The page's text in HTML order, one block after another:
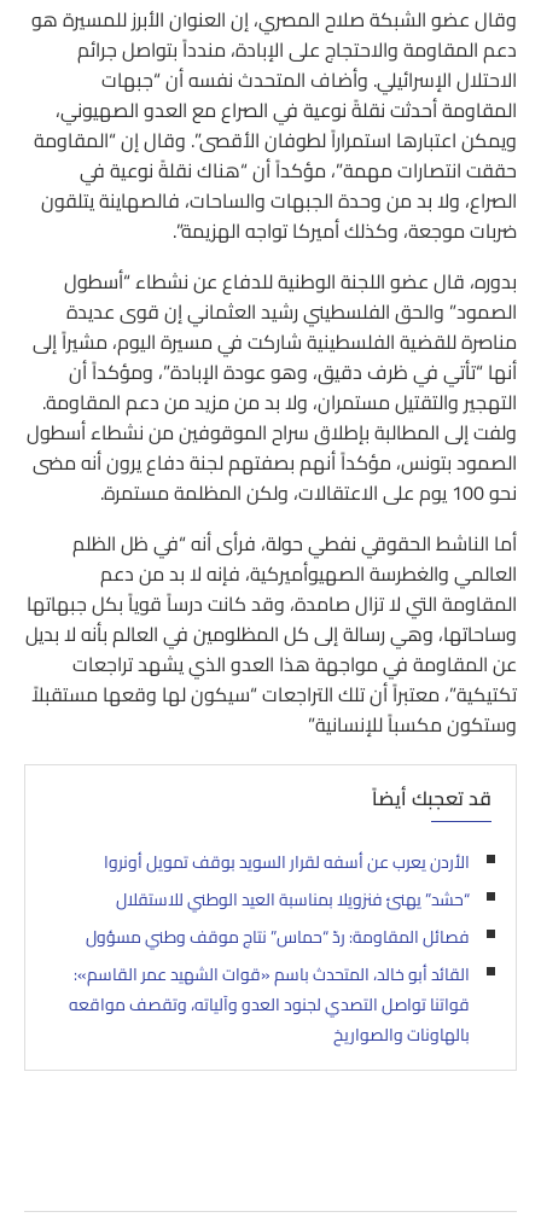
وقال عضو الشبكة صلاح المصري، إن العنوان الأبرز للمسيرة هو
دعم المقاومة والاحتجاج على الإبادة، مندداً بتواصل جرائم
الاحتلال الإسرائيلي. وأضاف المتحدث نفسه أن “جبهات
المقاومة أحدثت نقلةً نوعية في الصراع مع العدو الصهيوني،
ويمكن اعتبارها استمراراً لطوفان الأقصى”. وقال إن “المقاومة
حققت انتصارات مهمة”، مؤكداً أن “هناك نقلةً نوعية في
الصراع، ولا بد من وحدة الجبهات والساحات، فالصهاينة يتلقون
ضربات موجعة، وكذلك أميركا تواجه الهزيمة”.
بدوره، قال عضو اللجنة الوطنية للدفاع عن نشطاء “أسطول
الصمود” والحق الفلسطيني رشيد العثماني إن قوى عديدة
مناصرة للقضية الفلسطينية شاركت في مسيرة اليوم، مشيراً إلى
أنها “تأتي في ظرف دقيق، وهو عودة الإبادة”، ومؤكداً أن
التهجير والتقتيل مستمران، ولا بد من مزيد من دعم المقاومة.
ولفت إلى المطالبة بإطلاق سراح الموقوفين من نشطاء أسطول
الصمود بتونس، مؤكداً أنهم بصفتهم لجنة دفاع يرون أنه مضى
نحو 100 يوم على الاعتقالات، ولكن المظلمة مستمرة.
أما الناشط الحقوقي نفطي حولة، فرأى أنه “في ظل الظلم
العالمي والغطرسة الصهيوأميركية، فإنه لا بد من دعم
المقاومة التي لا تزال صامدة، وقد كانت درساً قوياً بكل جبهاتها
وساحاتها، وهي رسالة إلى كل المظلومين في العالم بأنه لا بديل
عن المقاومة في مواجهة هذا العدو الذي يشهد تراجعات
تكتيكية”، معتبراً أن تلك التراجعات “سيكون لها وقعها مستقبلاً
وستكون مكسباً للإنسانية”
قد تعجبك أيضاً
الأردن يعرب عن أسفه لقرار السويد بوقف تمويل أونروا
“حشد” يهنئ فنزويلا بمناسبة العيد الوطني للاستقلال
فصائل المقاومة: ردّ “حماس” نتاج موقف وطني مسؤول
القائد أبو خالد، المتحدث باسم «قوات الشهيد عمر القاسم»:
قواتنا تواصل التصدي لجنود العدو وآلياته، وتقصف مواقعه
بالهاونات والصواريخ